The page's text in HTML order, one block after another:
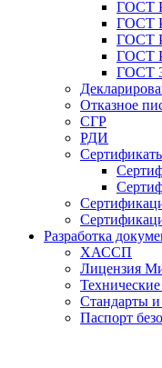
ГОСТ
ГОСТ
ГОСТ
ГОСТ
ГОСТ
Отказное
СГР
РДИ
Разработка
ХАССП
Лицензия
Стандарты
Паспорт